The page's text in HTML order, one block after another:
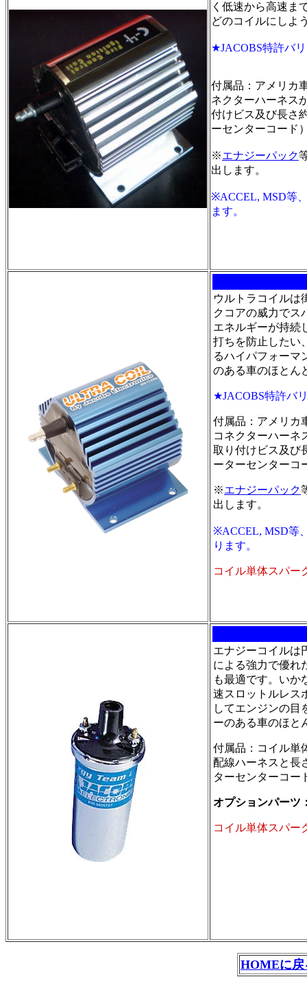
く低速から高速ま
どのコイルにしよ
★JACOBS特許バ
付属品：アメリカ
ネクターハーネス
付けビス及び長さ
ーセンターコード
※エナジーパック
出します。
※ACCEL, MSD等
ます。
ウルトラコイルは
クコアの威力でス
エネルギーが持続
打ちを防止したい
るハイパフォーマ
のある車のほとん
★JACOBS特許バ
付属品：アメリカ
コネクターハーネ
取り付けビス及び
ーターセンターコ
※エナジーパック
出します。
※ACCEL, MSD等
ります。
コイル単体スパー
エナジーコイルは
による強力で優れ
も最適です。いか
速スロットルレス
してエンジンの目
ーのある車のほと
付属品：コイル単
配線ハーネスと長
ターセンターコー
オプションパーツ
コイル単体スパー
HOMEに戻